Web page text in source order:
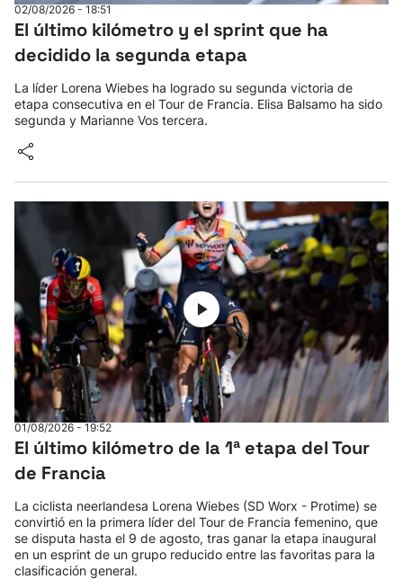
02/08/2026 - 18:51
El último kilómetro y el sprint que ha
decidido la segunda etapa
La líder Lorena Wiebes ha logrado su segunda victoria de
etapa consecutiva en el Tour de Francia. Elisa Balsamo ha sido
segunda y Marianne Vos tercera.
01/08/2026 - 19:52
El último kilómetro de la 1ª etapa del Tour
de Francia
La ciclista neerlandesa Lorena Wiebes (SD Worx - Protime) se
convirtió en la primera líder del Tour de Francia femenino, que
se disputa hasta el 9 de agosto, tras ganar la etapa inaugural
en un esprint de un grupo reducido entre las favoritas para la
clasificación general.